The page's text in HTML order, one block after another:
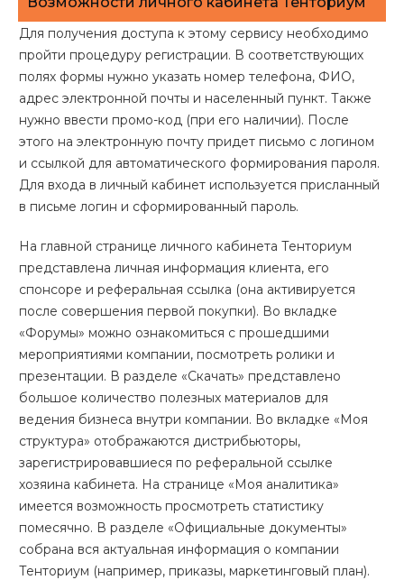
Для получения доступа к этому сервису необходимо
пройти процедуру регистрации. В соответствующих
полях формы нужно указать номер телефона, ФИО,
адрес электронной почты и населенный пункт. Также
нужно ввести промо-код (при его наличии). После
этого на электронную почту придет письмо с логином
и ссылкой для автоматического формирования пароля.
Для входа в личный кабинет используется присланный
в письме логин и сформированный пароль.
На главной странице личного кабинета Тенториум
представлена личная информация клиента, его
спонсоре и реферальная ссылка (она активируется
после совершения первой покупки). Во вкладке
«Форумы» можно ознакомиться с прошедшими
мероприятиями компании, посмотреть ролики и
презентации. В разделе «Скачать» представлено
большое количество полезных материалов для
ведения бизнеса внутри компании. Во вкладке «Моя
структура» отображаются дистрибьюторы,
зарегистрировавшиеся по реферальной ссылке
хозяина кабинета. На странице «Моя аналитика»
имеется возможность просмотреть статистику
помесячно. В разделе «Официальные документы»
собрана вся актуальная информация о компании
Тенториум (например, приказы, маркетинговый план).